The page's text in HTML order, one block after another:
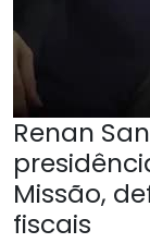
Renan
Missão,
fiscais